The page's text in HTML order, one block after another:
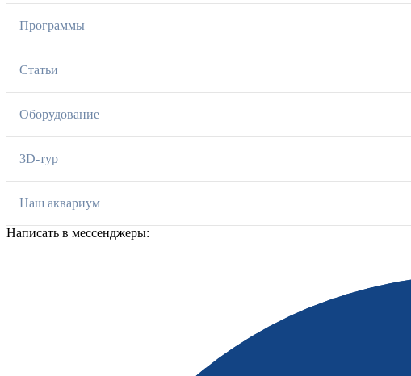
Программы
Статьи
Оборудование
3D-тур
Наш аквариум
Написать в мессенджеры: